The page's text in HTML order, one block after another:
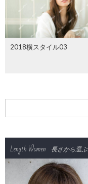
2018横スタイル03
Length Women 長さから選ぶ